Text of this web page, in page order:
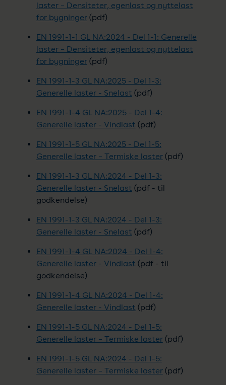
laster – Densiteter, egenlast og nyttelast
for bygninger(pdf)
EN 1991-1-1 GL NA:2024 - Del 1-1: Generelle
laster – Densiteter, egenlast og nyttelast
for bygninger(pdf)
EN 1991-1-3 GL NA:2025 - Del 1-3:
Generelle laster - Snelast (pdf)
EN 1991-1-4 GL NA:2025 - Del 1-4:
Generelle laster - Vindlast (pdf)
EN 1991-1-5 GL NA:2025 - Del 1-5:
Generelle laster – Termiske laster(pdf)
EN 1991-1-3 GL NA:2024 - Del 1-3:
Generelle laster - Snelast (pdf - til
godkendelse)
EN 1991-1-3 GL NA:2024 - Del 1-3:
Generelle laster - Snelast (pdf)
EN 1991-1-4 GL NA:2024 - Del 1-4:
Generelle laster - Vindlast (pdf - til
godkendelse)
EN 1991-1-4 GL NA:2024 - Del 1-4:
Generelle laster - Vindlast (pdf)
EN 1991-1-5 GL NA:2024 - Del 1-5:
Generelle laster – Termiske laster(pdf)
EN 1991-1-5 GL NA:2024 - Del 1-5:
Generelle laster – Termiske laster(pdf)